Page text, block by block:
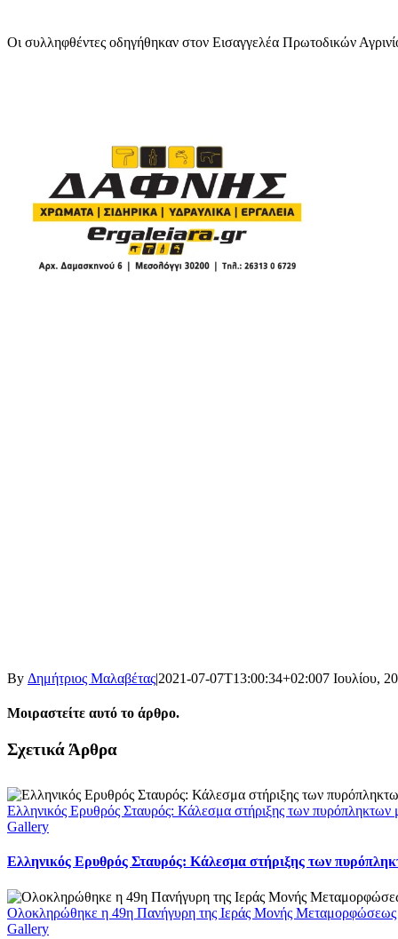
Οι συλληφθέντες οδηγήθηκαν στον Εισαγγελέα Πρωτοδικών
By Δημήτριος Μαλαβέτας|2021-07-07T13:00:34+02:007 Ιουλίου,
Μοιραστείτε αυτό το άρθρο.
Facebook
X
LinkedIn
WhatsApp
Email
Σχετικά Άρθρα
Ελληνικός Ερυθρός Σταυρός: Κάλεσμα στήριξης των πυρόπληκτων
Gallery
Ελληνικός Ερυθρός Σταυρός: Κάλεσμα στήριξης των
Ολοκληρώθηκε η 49η Πανήγυρη της Ιεράς Μονής
Gallery